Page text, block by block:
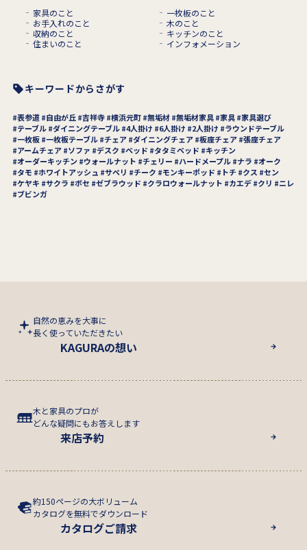
家具のこと
一枚板のこと
お手入れのこと
木のこと
収納のこと
キッチンのこと
住まいのこと
インフォメーション
キーワードからさがす
表参道 自由が丘 吉祥寺 横浜元町 無垢材 無垢材家具 家具
家具選び
テーブル ダイニングテーブル 4人掛け 6人掛け 2人掛け
ラウンドテーブル
一枚板 一枚板テーブル チェア ダイニングチェア 板座チェア 張座チェア
アームチェア
ソファ デスク ベッド タタミベッド
キッチン
オーダーキッチン
ウォールナット チェリー ハードメープル ナラ
オーク
タモ
ホワイトアッシュ サペリ チーク モンキーポッド トチ クス
セン
ケヤキ
サクラ ボセ ゼブラウッド クラロウォールナット カエデ クリ
ニレ
ブビンガ
自然の恵みを大事に
長く使っていただきたい
KAGURAの想い
木と家具のプロが
どんな疑問にもお答えします
来店予約
約150ページの大ボリューム
カタログを無料でダウンロード
カタログご請求